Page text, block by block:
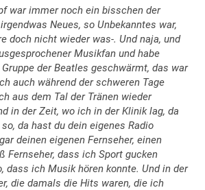
war immer noch ein bisschen der
Neues, so Unbekanntes war,
doch nicht wieder was-. Und naja, und
Musikfan und habe
der Beatles geschwärmt, das war
auch während der schweren Tage
aus dem Tal der Tränen wieder
in der Zeit, wo ich in der Klinik lag, da
da hast du dein eigenes Radio
deinen eigenen Fernseher, einen
Fernseher, dass ich Sport gucken
dass ich Musik hören konnte. Und in der
die damals die Hits waren, die ich